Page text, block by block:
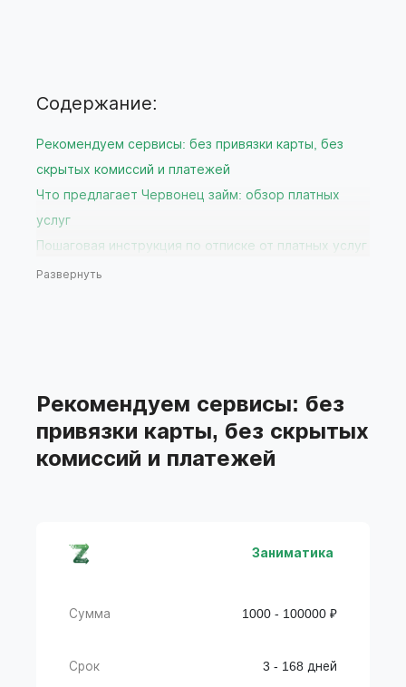
Содержание:
Рекомендуем сервисы: без привязки карты, без
скрытых комиссий и платежей
Что предлагает Червонец займ: обзор платных
услуг
Пошаговая инструкция по отписке от платных услуг
Червонец
Рекомендации по выбору бесплатных сервисов
Развернуть
Рекомендуем сервисы: без
привязки карты, без скрытых
комиссий и платежей
Заниматика
Сумма 1000 - 100000 ₽
Срок 3 - 168 дней